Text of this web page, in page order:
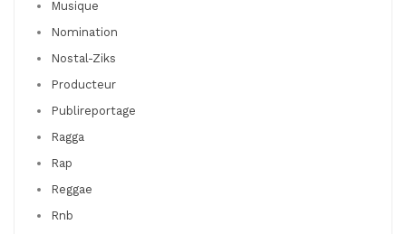
Musique
Nomination
Nostal-Ziks
Producteur
Publireportage
Ragga
Rap
Reggae
Rnb